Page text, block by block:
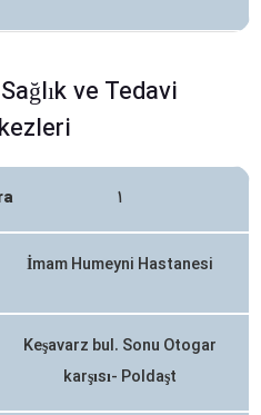
ve Tedavi
۱
İmam Humeyni Hastanesi
Keşavarz bul. Sonu Otogar
karşısı- Poldaşt